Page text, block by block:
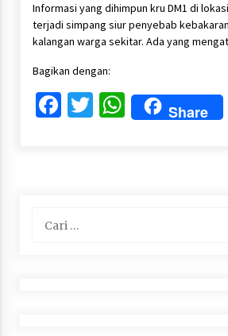
Informasi yang dihimpun kru DM1 di
terjadi simpang siur penyebab
kalangan warga sekitar. Ada yang
Bagikan dengan:
Facebook
TwitterShare
untuk: